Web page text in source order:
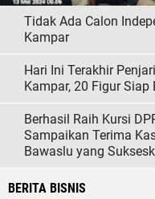
Tidak Ada Calon
Kampar
Hari Ini Terakhir
Kampar, 20 Figur Siap
Berhasil Raih Kursi
Sampaikan Terima
Bawaslu yang
BERITA BISNIS